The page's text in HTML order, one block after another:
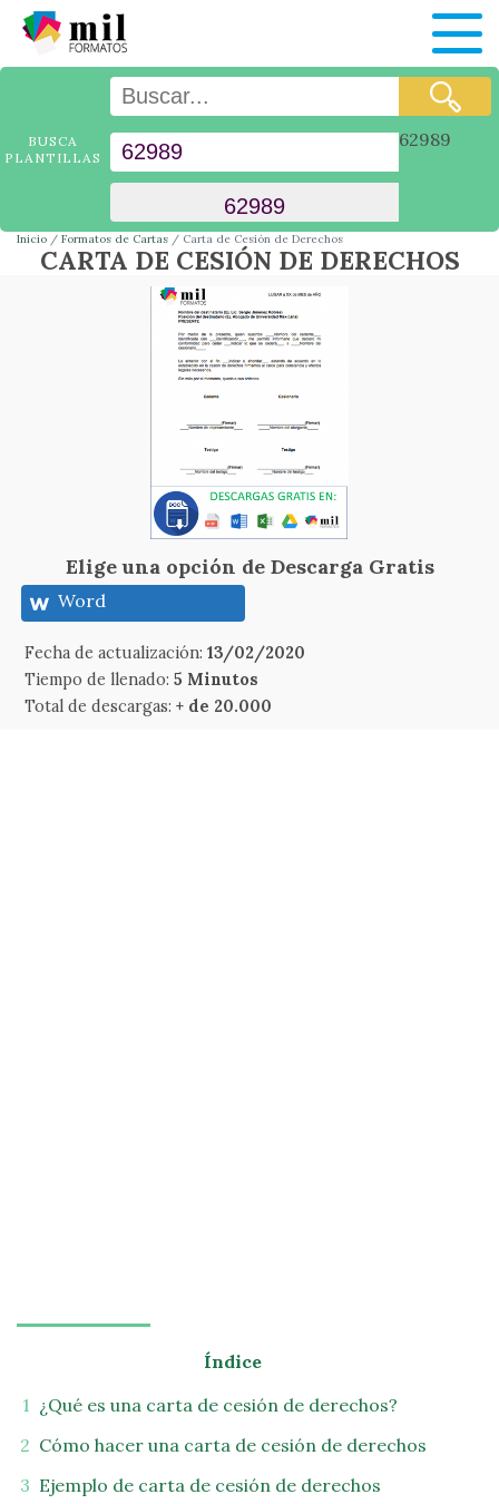
BUSCA
PLANTILLAS
62989
Inicio Formatos de Cartas Carta de Cesión de Derechos
CARTA DE CESIÓN DE DERECHOS
Elige una opción de Descarga Gratis
Word
Fecha de actualización:13/02/2020
Tiempo de llenado:5 Minutos
Total de descargas:+ de 20.000
Índice
¿Qué es una carta de cesión de derechos?
Cómo hacer una carta de cesión de derechos
Ejemplo de carta de cesión de derechos